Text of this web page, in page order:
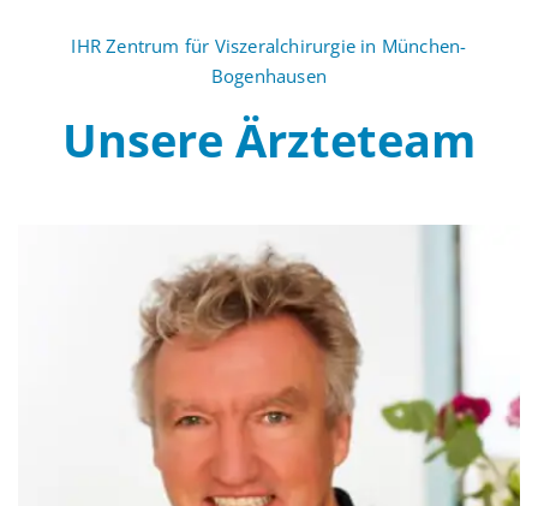
IHR Zentrum für Viszeralchirurgie in München-
Bogenhausen
Unsere Ärzteteam